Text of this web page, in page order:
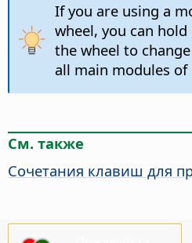
If you are using a
wheel, you can hold
the wheel to
all main modules of
См. также
Сочетания клавиш для